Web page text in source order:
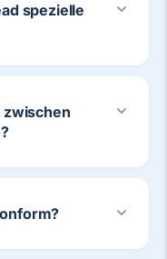
spezielle
zwischen